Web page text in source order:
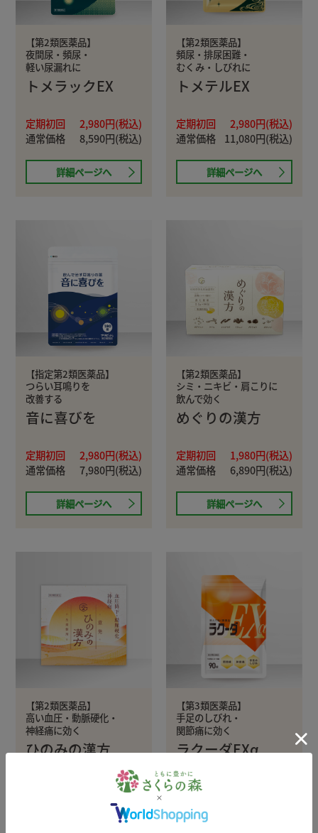
【第2類医薬品】
夜間尿・頻尿・
軽い尿漏れに
トメラックEX
定期初回
2,980円(税込)
通常価格
8,590円(税込)
詳細ページへ
【第2類医薬品】
頻尿・排尿困難・
むくみ・しびれに
トメテルEX
定期初回
2,980円(税込)
通常価格
11,080円(税込)
詳細ページへ
【指定第2類医薬品】
つらい耳鳴りを
改善する
音に喜びを
定期初回
2,980円(税込)
通常価格
7,980円(税込)
詳細ページへ
【第2類医薬品】
シミ・ニキビ・肩こりに
飲んで効く
めぐりの漢方
定期初回
1,980円(税込)
通常価格
6,890円(税込)
詳細ページへ
【第2類医薬品】
高い血圧・動脈硬化・
神経痛に効く
ひのみの漢方
2,980円(税込)
9,980円(税込)
【第3類医薬品】
手足のしびれ・
関節痛に効く
ラクーダEXα
定期初回